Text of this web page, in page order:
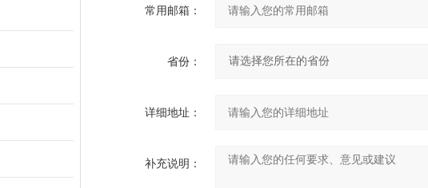
常用邮箱：
省份：
详细地址：
补充说明：